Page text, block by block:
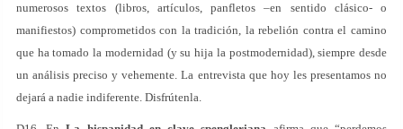
numerosos textos (libros, artículos, panfletos –en sentido clásico- o
manifiestos) comprometidos con la tradición, la rebelión contra el camino
que ha tomado la modernidad (y su hija la postmodernidad), siempre desde
un análisis preciso y vehemente. La entrevista que hoy les presentamos no
dejará a nadie indiferente. Disfrútenla.